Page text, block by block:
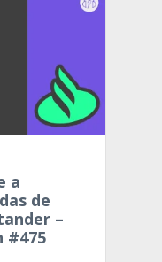
a
de
–
#475